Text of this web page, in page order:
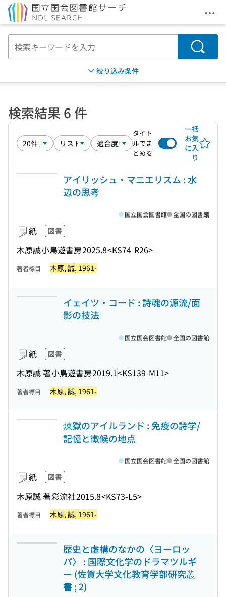
メ
検索
絞り込み条件
検索結果 6 件
タイト
ルでま
とめる
一括
お気
に入
り
アイリッシュ・マニエリスム : 水
辺の思考
紙 図書
木原誠小鳥遊書房2025.8<KS74-R26>
国立国会図書館 全国の図書館
著者標目 木原, 誠, 1961-
イェイツ・コード : 詩魂の源流/面
影の技法
紙 図書
木原誠 著小鳥遊書房2019.1<KS139-M11>
国立国会図書館 全国の図書館
著者標目 木原, 誠, 1961-
煉獄のアイルランド : 免疫の詩学/
記憶と徴候の地点
紙 図書
木原誠 著彩流社2015.8<KS73-L5>
国立国会図書館 全国の図書館
著者標目 木原, 誠, 1961-
歴史と虚構のなかの〈ヨーロッ
パ〉 : 国際文化学のドラマツルギ
ー (佐賀大学文化教育学部研究叢
書 ; 2)